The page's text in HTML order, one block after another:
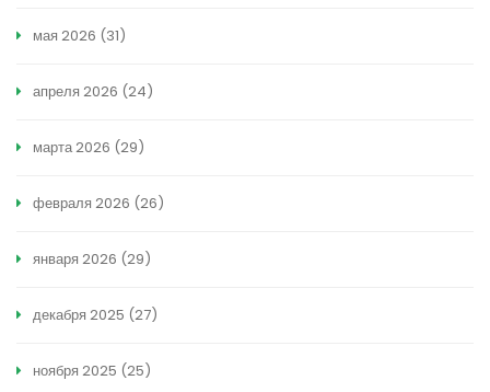
мая 2026 (31)
апреля 2026 (24)
марта 2026 (29)
февраля 2026 (26)
января 2026 (29)
декабря 2025 (27)
ноября 2025 (25)